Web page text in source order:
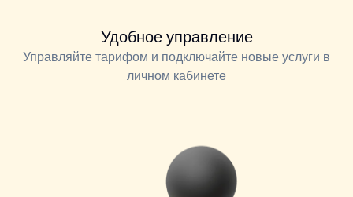
Удобное управление
Управляйте тарифом и подключайте новые услуги в
личном кабинете